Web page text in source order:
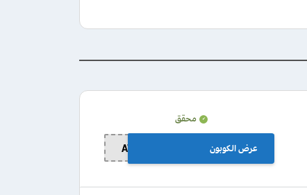
محقق
AW25 عرض الكوبون